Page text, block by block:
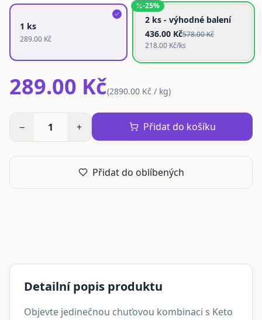
1 ks
289.00 Kč
2 ks - výhodné balení
436.00 Kč578.00Kč
218.00 Kč/ks
-25%
289.00 Kč(2890.00 Kč / kg)
− 1 + Přidat do košíku
Přidat do oblíbených
Detailní popis produktu
Objevte jedinečnou chuťovou kombinaci s Keto